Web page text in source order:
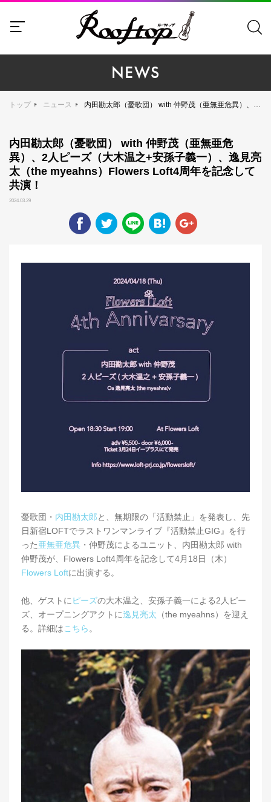
NEWS
トップ ニュース 内田勘太郎（憂歌団） with 仲野茂（亜無亜危異）、2人ピーズ（大木温之+安孫子義一）、逸見亮太（the myeahns）Flowers Loft4周年を記念して共演！
内田勘太郎（憂歌団） with 仲野茂（亜無亜危
異）、2人ピーズ（大木温之+安孫子義一）、逸見亮
太（the myeahns）Flowers Loft4周年を記念して
共演！
2024.03.29
憂歌団・ 内田勘太郎と、無期限の「活動禁止」を発表し、先
日新宿LOFTでラストワンマンライブ『活動禁止GIG』を行
った亜無亜危異 ・仲野茂によるユニット、内田勘太郎 with
仲野茂が、Flowers Loft4周年を記念して4月18日（木）
Flowers Loftに出演する。
他、ゲストにピーズの大木温之、安孫子義一による2人ピー
ズ、オープニングアクトに逸見亮太 （the myeahns）を迎え
る。詳細はこちら。